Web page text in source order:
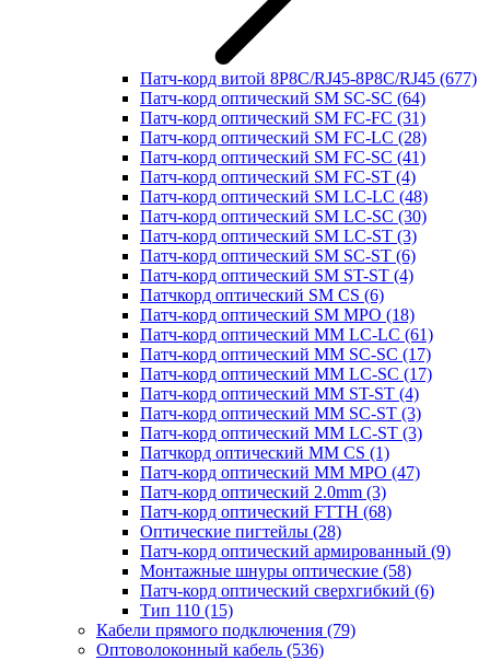
Патч-корд витой 8P8C/RJ45-8P8C/RJ45 (677)
Патч-корд оптический SM SC-SC (64)
Патч-корд оптический SM FC-FC (31)
Патч-корд оптический SM FC-LC (28)
Патч-корд оптический SM FC-SC (41)
Патч-корд оптический SM FC-ST (4)
Патч-корд оптический SM LC-LC (48)
Патч-корд оптический SM LC-SC (30)
Патч-корд оптический SM LC-ST (3)
Патч-корд оптический SM SC-ST (6)
Патч-корд оптический SM ST-ST (4)
Патчкорд оптический SM CS (6)
Патч-корд оптический SM MPO (18)
Патч-корд оптический MM LC-LC (61)
Патч-корд оптический MM SC-SC (17)
Патч-корд оптический MM LC-SC (17)
Патч-корд оптический MM ST-ST (4)
Патч-корд оптический MM SC-ST (3)
Патч-корд оптический MM LC-ST (3)
Патчкорд оптический MM CS (1)
Патч-корд оптический MM MPO (47)
Патч-корд оптический 2.0mm (3)
Патч-корд оптический FTTH (68)
Оптические пигтейлы (28)
Патч-корд оптический армированный (9)
Монтажные шнуры оптические (58)
Патч-корд оптический сверхгибкий (6)
Тип 110 (15)
Кабели прямого подключения (79)
Оптоволоконный кабель (536)